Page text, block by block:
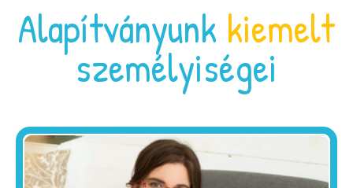
Alapítványunk kiemelt
személyiségei